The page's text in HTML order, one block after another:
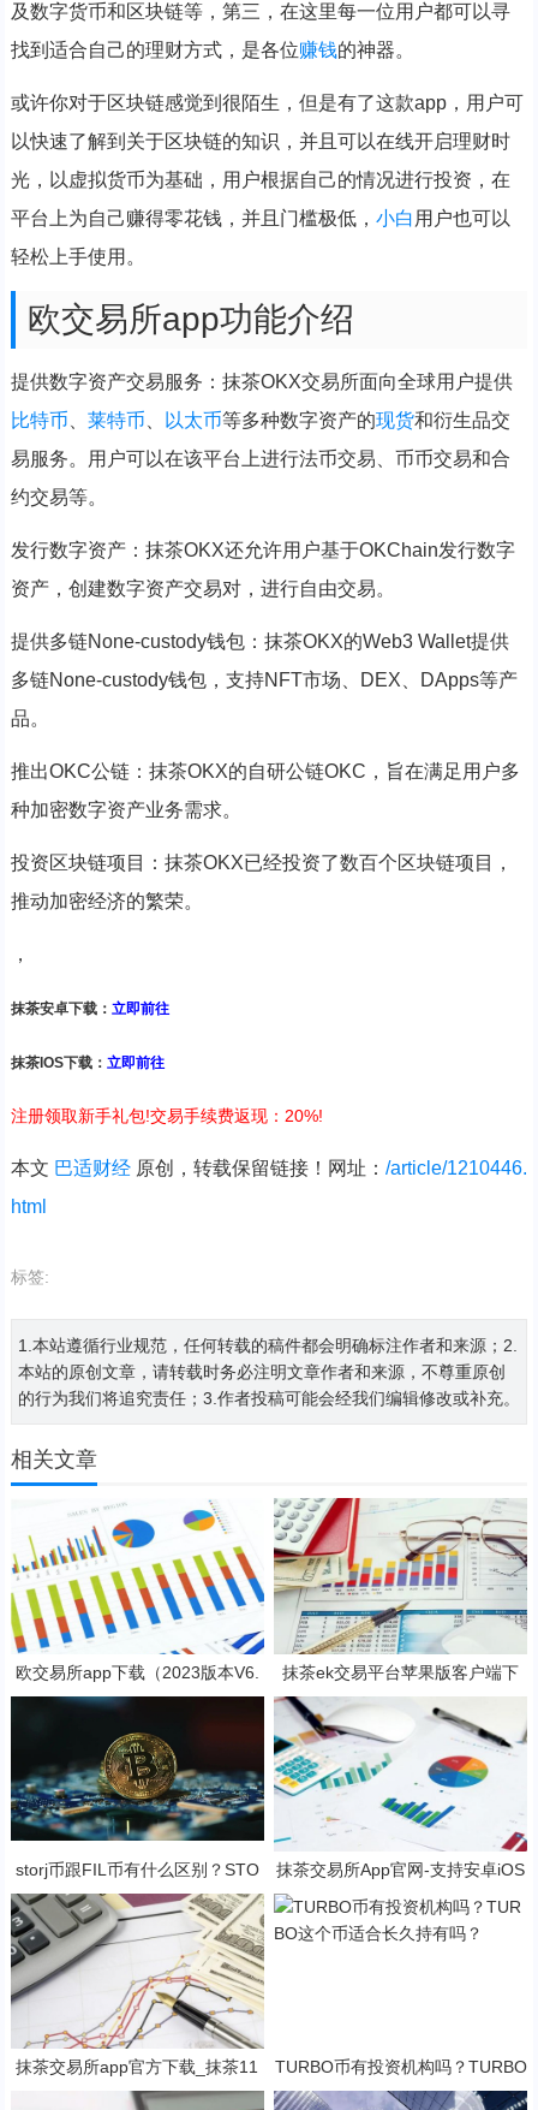
及数字货币和区块链等，第三，在这里每一位用户都可以寻
找到适合自己的理财方式，是各位赚钱的神器。
或许你对于区块链感觉到很陌生，但是有了这款app，用户可
以快速了解到关于区块链的知识，并且可以在线开启理财时
光，以虚拟货币为基础，用户根据自己的情况进行投资，在
平台上为自己赚得零花钱，并且门槛极低， 小白 用户也可以
轻松上手使用。
欧交易所app功能介绍
提供数字资产交易服务：抹茶OKX交易所面向全球用户提供
比特币
莱特币 以太币等多种数字资产的现货和衍生品交
易服务。用户可以在该平台上进行法币交易、币币交易和合
约交易等。
发行数字资产：抹茶OKX还允许用户基于OKChain发行数字
资产，创建数字资产交易对，进行自由交易。
提供多链None-custody钱包：抹茶OKX的Web3 Wallet提供
多链None-custody钱包，支持NFT市场、DEX、DApps等产
品。
推出OKC公链：抹茶OKX的自研公链OKC，旨在满足用户多
种加密数字资产业务需求。
投资区块链项目：抹茶OKX已经投资了数百个区块链项目，
推动加密经济的繁荣。
，
抹茶安卓下载： 立即前往
抹茶IOS下载： 立即前往
注册领取新手礼包!交易手续费返现：20%!
本文 巴适财经原创，转载保留链接！网址： /article/1210446.
html
标签:
1.本站遵循行业规范，任何转载的稿件都会明确标注作者和来源；2.
本站的原创文章，请转载时务必注明文章作者和来源，不尊重原创
的行为我们将追究责任；3.作者投稿可能会经我们编辑修改或补充。
相关文章
欧交易所app下载（2023版本V6.
4.4）_欧交易所安装包
抹茶ek交易平台苹果版客户端下
载 抹茶ek挖矿软件官方地址
storj币跟FIL币有什么区别？STO
RJ币还有赚钱空间吗?
抹茶交易所App官网-支持安卓iOS
抹茶交易所app官方下载_抹茶11
月最新网址V6.1.43
TURBO币有投资机构吗？TURBO
这个币适合长久持有吗？